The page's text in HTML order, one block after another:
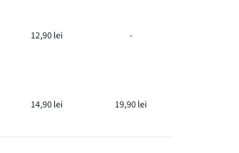
12,90 lei -
14,90 lei 19,90 lei